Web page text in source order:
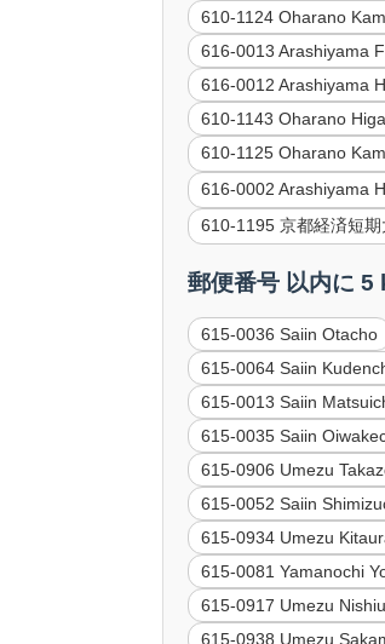
610-1124 Oharano
616-0013 Arashiyama
616-0012 Arashiyama
610-1143 Oharano
610-1125 Oharano
616-0002 Arashiyama
610-1195 京都経済短
郵便番号 以内に
615-0036 Saiin Otacho
615-0064 Saiin
615-0013 Saiin
615-0035 Saiin
615-0906 Umezu
615-0052 Saiin
615-0934 Umezu
615-0081 Yamanochi
615-0917 Umezu
615-0938 Umezu